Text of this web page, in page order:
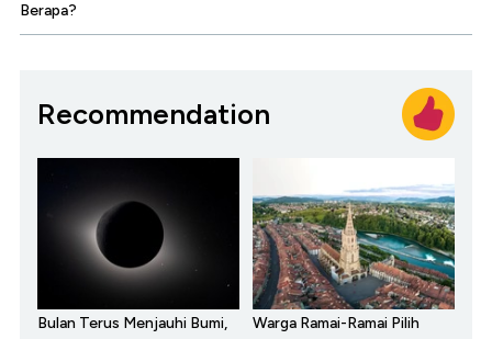
Berapa?
Recommendation
Bulan Terus Menjauhi Bumi,
Warga Ramai-Ramai Pilih